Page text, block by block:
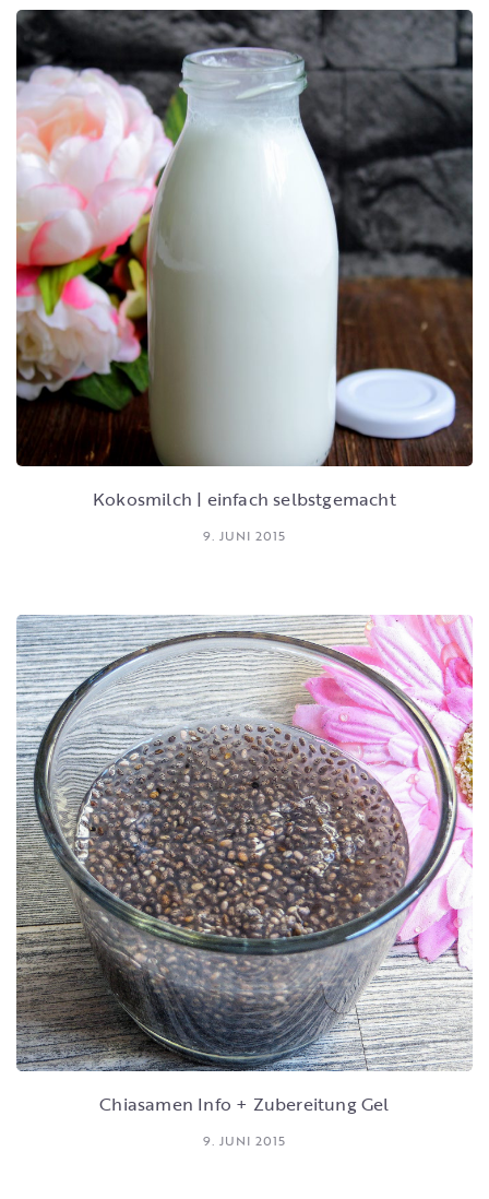
Kokosmilch | einfach selbstgemacht
9. JUNI 2015
Chiasamen Info + Zubereitung Gel
9. JUNI 2015